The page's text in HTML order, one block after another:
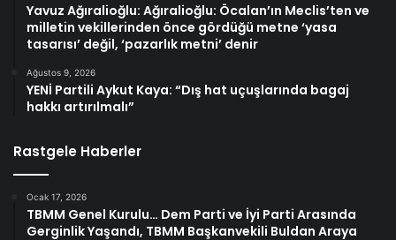
Yavuz Ağıralioğlu: Ağıralioğlu: Öcalan’ın Meclis’ten ve
milletin vekillerinden önce gördüğü metne ‘yasa
tasarısı’ değil, ‘pazarlık metni’ denir
Ağustos 9, 2026
YENİ Partili Aykut Kaya: “Dış hat uçuşlarında bagaj
hakkı artırılmalı”
Rastgele Haberler
Ocak 17, 2026
TBMM Genel Kurulu… Dem Parti ve İyi Parti Arasında
Gerginlik Yaşandı, TBMM Başkanvekili Buldan Araya